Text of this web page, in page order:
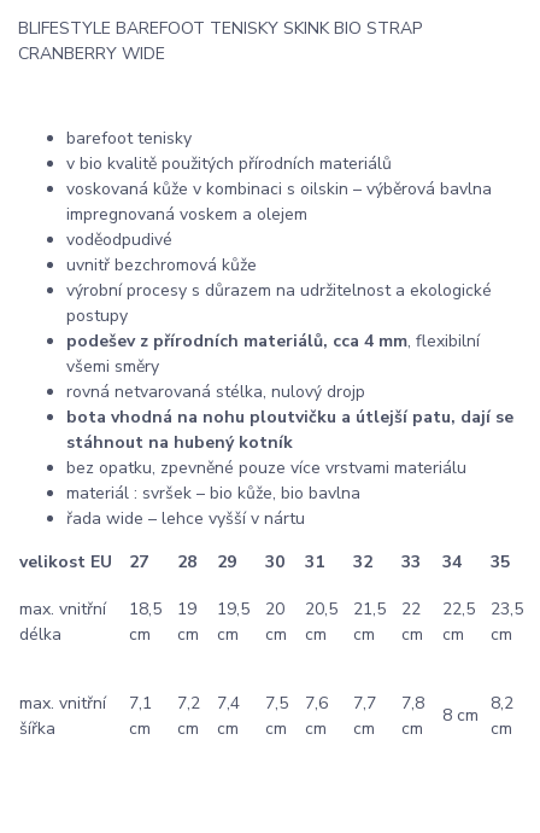
BLIFESTYLE BAREFOOT TENISKY SKINK BIO STRAP
CRANBERRY WIDE
barefoot tenisky
v bio kvalitě použitých přírodních materiálů
voskovaná kůže v kombinaci s oilskin – výběrová bavlna
impregnovaná voskem a olejem
voděodpudivé
uvnitř bezchromová kůže
výrobní procesy s důrazem na udržitelnost a ekologické
postupy
podešev z přírodních materiálů, cca 4 mm, flexibilní
všemi směry
rovná netvarovaná stélka, nulový drojp
bota vhodná na nohu ploutvičku a útlejší patu, dají se
stáhnout na hubený kotník
bez opatku, zpevněné pouze více vrstvami materiálu
materiál : svršek – bio kůže, bio bavlna
řada wide – lehce vyšší v nártu
velikost EU
27 28 29 30 31 32 33 34 35
max. vnitřní
délka
18,5
cm
19
cm
19,5
cm
20
cm
20,5
cm
21,5
cm
22
cm
22,5
cm
23,5
cm
max. vnitřní
šířka
7,1
cm
7,2
cm
7,4
cm
7,5
cm
7,6
cm
7,7
cm
7,8
cm
8 cm
8,2
cm